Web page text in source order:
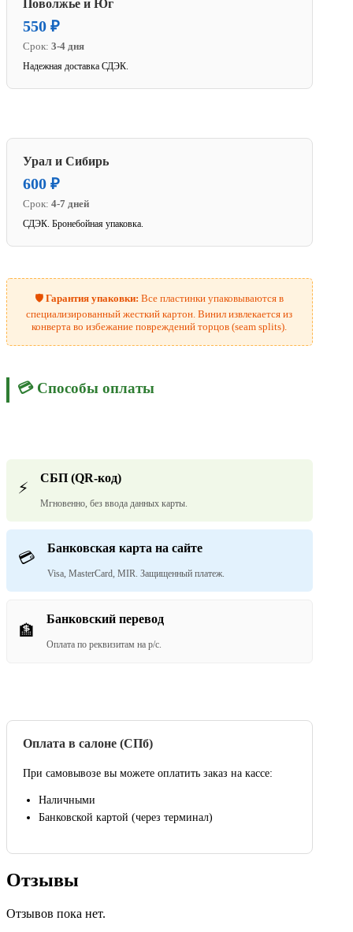
Поволжье и Юг
550 ₽
Срок: 3-4 дня
Надежная доставка СДЭК.
Урал и Сибирь
600 ₽
Срок: 4-7 дней
СДЭК. Бронебойная упаковка.
🛡️Гарантия упаковки: Все пластинки упаковываются в
специализированный жесткий картон. Винил извлекается из
конверта во избежание повреждений торцов (seam splits).
💳 Способы оплаты
⚡
СБП (QR-код)
Мгновенно, без ввода данных карты.
💳
Банковская карта на сайте
Visa, MasterCard, MIR. Защищенный платеж.
🏦
Банковский перевод
Оплата по реквизитам на р/с.
Оплата в салоне (СПб)
При самовывозе вы можете оплатить заказ на кассе:
Наличными
Банковской картой (через терминал)
Отзывы
Отзывов пока нет.